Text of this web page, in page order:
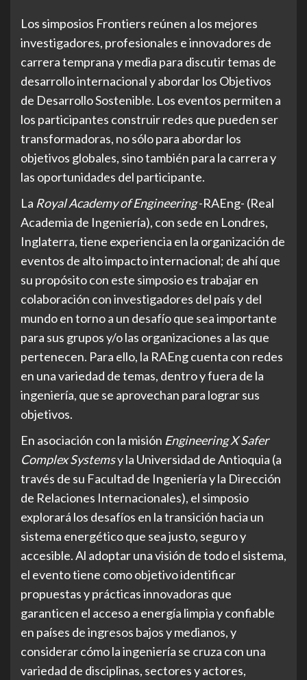
Los simposios Frontiers reúnen a los mejores
investigadores, profesionales e innovadores de
carrera temprana y media para discutir temas de
desarrollo internacional y abordar los Objetivos
de Desarrollo Sostenible. Los eventos permiten a
los participantes construir redes que pueden ser
transformadoras, no sólo para abordar los
objetivos globales, sino también para la carrera y
las oportunidades del participante.
La Royal Academy of Engineering-RAEng- (Real
Academia de Ingeniería), con sede en Londres,
Inglaterra, tiene experiencia en la organización de
eventos de alto impacto internacional; de ahí que
su propósito con este simposio es trabajar en
colaboración con investigadores del país y del
mundo en torno a un desafío que sea importante
para sus grupos y/o las organizaciones a las que
pertenecen. Para ello, la RAEng cuenta con redes
en una variedad de temas, dentro y fuera de la
ingeniería, que se aprovechan para lograr sus
objetivos.
En asociación con la misión Engineering X Safer
Complex Systemsy la Universidad de Antioquia (a
través de su Facultad de Ingeniería y la Dirección
de Relaciones Internacionales), el simposio
explorará los desafíos en la transición hacia un
sistema energético que sea justo, seguro y
accesible. Al adoptar una visión de todo el sistema,
el evento tiene como objetivo identificar
propuestas y prácticas innovadoras que
garanticen el acceso a energía limpia y confiable
en países de ingresos bajos y medianos, y
considerar cómo la ingeniería se cruza con una
variedad de disciplinas, sectores y actores,